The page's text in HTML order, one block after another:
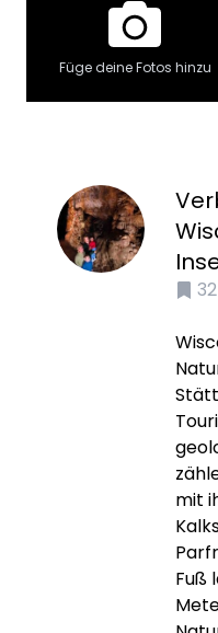
Füge deine Fotos hinzu
32
mit
Fuß